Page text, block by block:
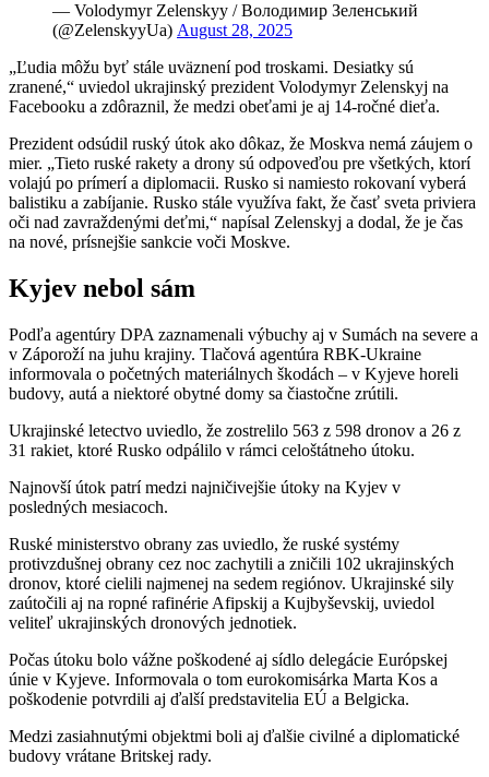
— Volodymyr Zelenskyy / Володимир Зеленський
(@ZelenskyyUa) August 28, 2025
„Ľudia môžu byť stále uväznení pod troskami. Desiatky sú
zranené,“ uviedol ukrajinský prezident Volodymyr Zelenskyj na
Facebooku a zdôraznil, že medzi obeťami je aj 14-ročné dieťa.
Prezident odsúdil ruský útok ako dôkaz, že Moskva nemá záujem o
mier. „Tieto ruské rakety a drony sú odpoveďou pre všetkých, ktorí
volajú po prímerí a diplomacii. Rusko si namiesto rokovaní vyberá
balistiku a zabíjanie. Rusko stále využíva fakt, že časť sveta priviera
oči nad zavraždenými deťmi,“ napísal Zelenskyj a dodal, že je čas
na nové, prísnejšie sankcie voči Moskve.
Kyjev nebol sám
Podľa agentúry DPA zaznamenali výbuchy aj v Sumách na severe a
v Záporoží na juhu krajiny. Tlačová agentúra RBK-Ukraine
informovala o početných materiálnych škodách – v Kyjeve horeli
budovy, autá a niektoré obytné domy sa čiastočne zrútili.
Ukrajinské letectvo uviedlo, že zostrelilo 563 z 598 dronov a 26 z
31 rakiet, ktoré Rusko odpálilo v rámci celoštátneho útoku.
Najnovší útok patrí medzi najničivejšie útoky na Kyjev v
posledných mesiacoch.
Ruské ministerstvo obrany zas uviedlo, že ruské systémy
protivzdušnej obrany cez noc zachytili a zničili 102 ukrajinských
dronov, ktoré cielili najmenej na sedem regiónov. Ukrajinské sily
zaútočili aj na ropné rafinérie Afipskij a Kujbyševskij, uviedol
veliteľ ukrajinských dronových jednotiek.
Počas útoku bolo vážne poškodené aj sídlo delegácie Európskej
únie v Kyjeve. Informovala o tom eurokomisárka Marta Kos a
poškodenie potvrdili aj ďalší predstavitelia EÚ a Belgicka.
Medzi zasiahnutými objektmi boli aj ďalšie civilné a diplomatické
budovy vrátane Britskej rady.